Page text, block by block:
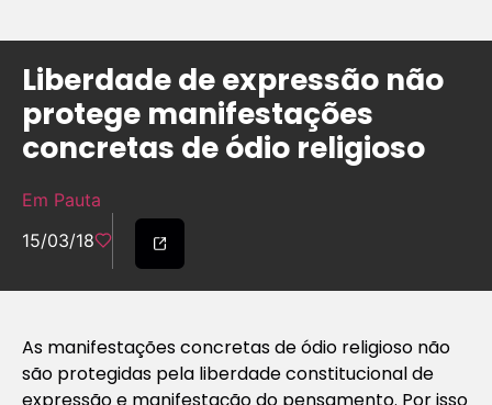
Liberdade de expressão não
protege manifestações
concretas de ódio religioso
Em Pauta
15/03/18
As manifestações concretas de ódio religioso não
são protegidas pela liberdade constitucional de
expressão e manifestação do pensamento. Por isso